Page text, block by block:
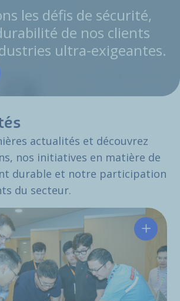
les défis de sécurité,
de nos clients
ultra-exigeantes.
actualités et découvrez
nos initiatives en matière de
durable et notre participation
du secteur.